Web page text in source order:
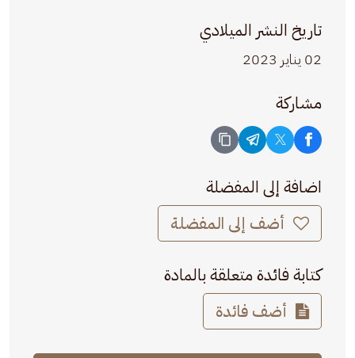
تاريخ النشر الميلادي
02 يناير 2023
مشاركة
اضافة إلى المفضلة
أضف إلى المفضلة
كتابة فائدة متعلقة بالمادة
أضف فائدة